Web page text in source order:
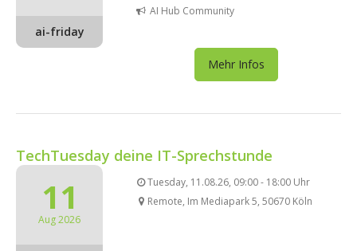
ai-friday
AI Hub Community
Mehr Infos
TechTuesday deine IT-Sprechstunde
11
Aug 2026
Tuesday, 11.08.26, 09:00 - 18:00 Uhr
Remote, Im Mediapark 5, 50670 Köln